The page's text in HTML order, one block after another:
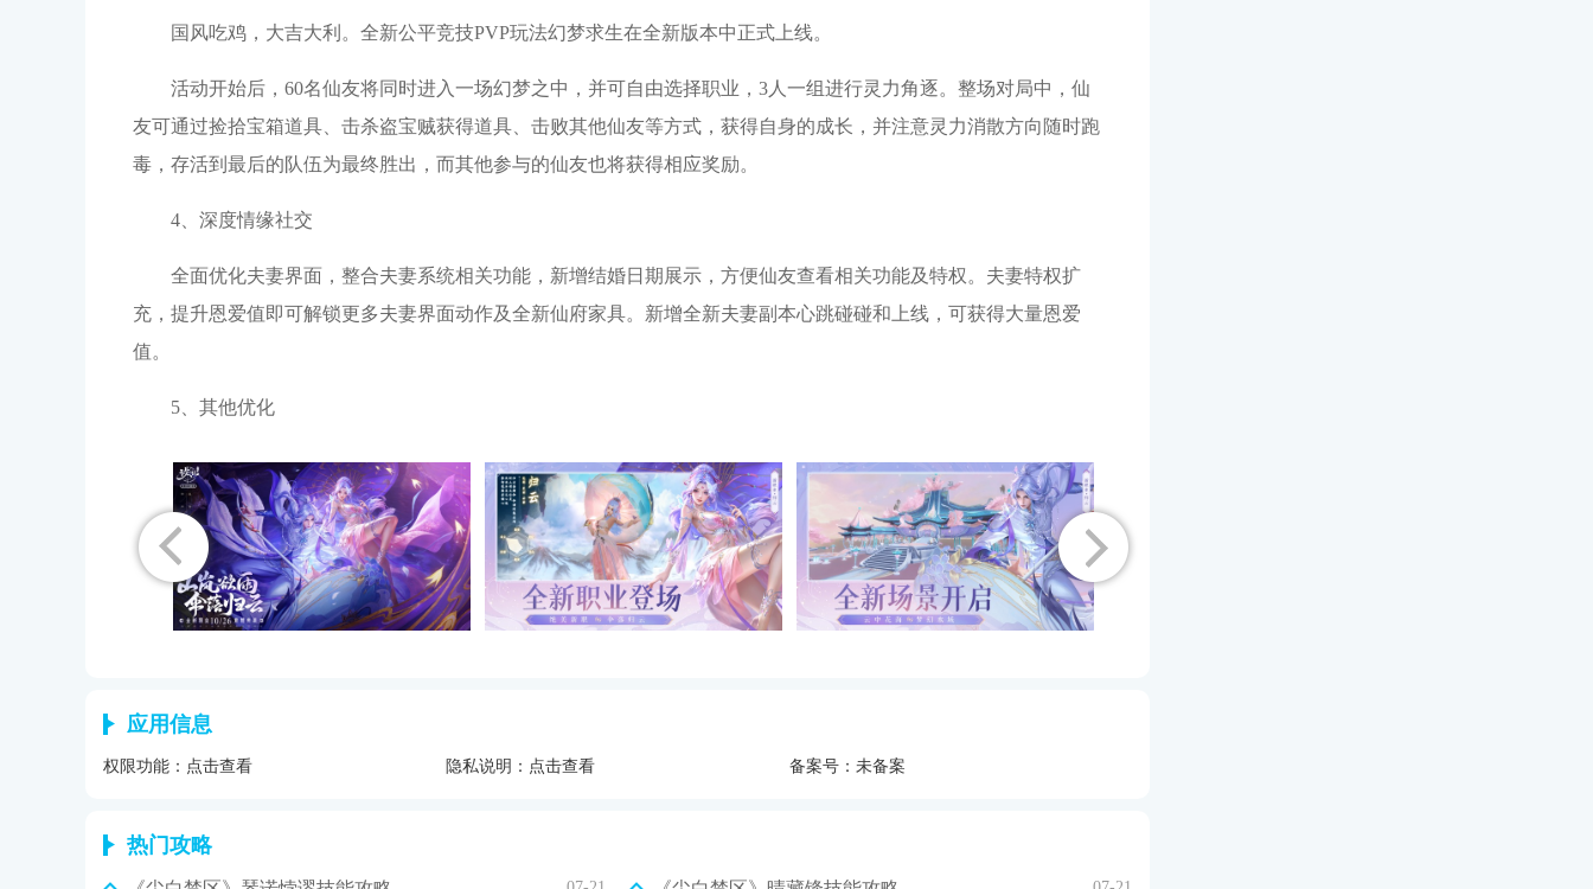
国风吃鸡，大吉大利。全新公平竞技PVP玩法幻梦求生在全新版本中正式上线。
活动开始后，60名仙友将同时进入一场幻梦之中，并可自由选择职业，3人一组进行灵力角逐。整场对局中，仙
友可通过捡拾宝箱道具、击杀盗宝贼获得道具、击败其他仙友等方式，获得自身的成长，并注意灵力消散方向随时跑
毒，存活到最后的队伍为最终胜出，而其他参与的仙友也将获得相应奖励。
4、深度情缘社交
全面优化夫妻界面，整合夫妻系统相关功能，新增结婚日期展示，方便仙友查看相关功能及特权。夫妻特权扩
充，提升恩爱值即可解锁更多夫妻界面动作及全新仙府家具。新增全新夫妻副本心跳碰碰和上线，可获得大量恩爱
值。
5、其他优化
应用信息
权限功能： 点击查看 隐私说明： 点击查看 备案号：未备案
热门攻略